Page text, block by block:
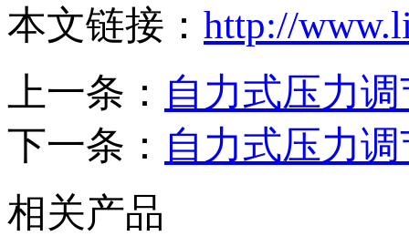
本文链接： http://
上一条： 自力式压力
下一条： 自力式压力
相关产品